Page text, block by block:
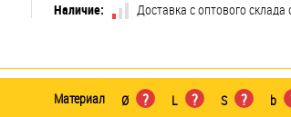
Наличие:
Доставка с оптового склада
Материал Ø ? L ? S ? b